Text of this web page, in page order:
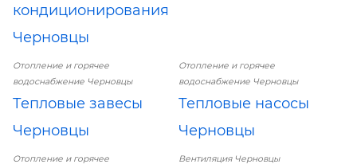
кондиционирования
Черновцы
Отопление и горячее
водоснабжение Черновцы
Тепловые завесы
Черновцы
Отопление и горячее
водоснабжение Черновцы
Тепловые насосы
Черновцы
Отопление и горячее
Вентиляция Черновцы